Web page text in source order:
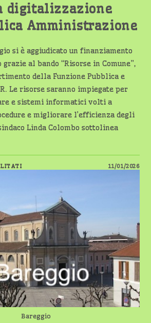
digitalizzazione
Amministrazione
si è aggiudicato un finanziamento
al bando “Risorse in Comune”,
della Funzione Pubblica e
Le risorse saranno impiegate per
e sistemi informatici volti a
e migliorare l’efficienza degli
Linda Colombo sottolinea
SU
BAREGGIO
PER
LA
DIGITALIZZAZIONE
DELLA
PUBBLICA
AMMINISTRAZIONE
11/01/2026
Bareggio